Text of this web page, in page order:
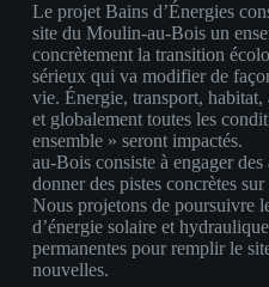
Le projet Bains d’Énergies
site du Moulin-au-Bois un
concrètement la transition
sérieux qui va modifier de
vie. Énergie, transport,
et globalement toutes les
ensemble » seront
au-Bois consiste à engager
donner des pistes concrètes
Nous projetons de poursuivre
d’énergie solaire et
permanentes pour remplir le
nouvelles.